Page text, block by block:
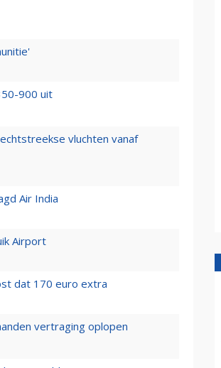
900 uit
vluchten vanaf
Air India
Airport
dat 170 euro extra
vertraging oplopen